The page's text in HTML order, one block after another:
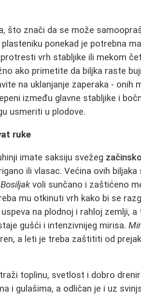
što znači da se može
ponekad je potrebna
vrh stabljike ili mekom
ako primetite da biljka raste
na uklanjanje zaperaka - onih
između glavne stabljike i
usmeriti u plodove.
ruke
imate saksiju svežeg
ili vlasac. Većina ovih biljaka
Bosiljakvoli sunčano i zaštićeno
mu otkinuti vrh kako bi se
na plodnoj i rahloj zemlji,
gušći i intenzivnijeg mirisa.
a leti je treba zaštititi od
toplinu, svetlost i dobro
i gulašima, a odličan je i uz